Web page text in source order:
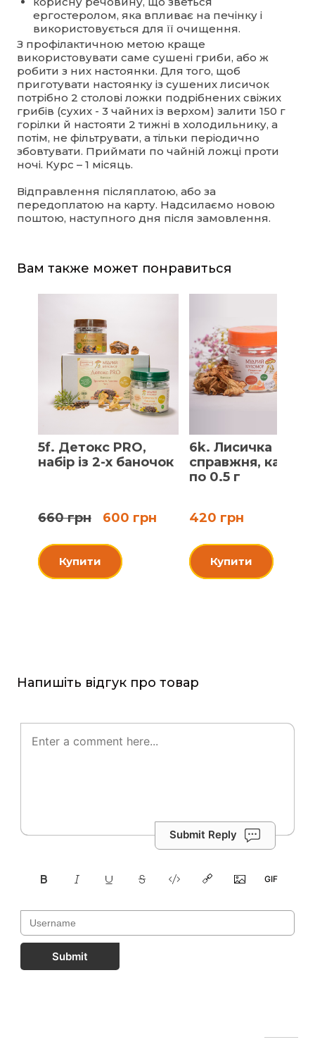
ергостеролом, яка впливає на печінку і
використовується для її очищення.
З профілактичною метою краще
використовувати саме сушені гриби, або ж
робити з них настоянки. Для того, щоб
приготувати настоянку із сушених лисичок
потрібно 2 столові ложки подрібнених свіжих
грибів (сухих - 3 чайних із верхом) залити 150 г
горілки й настояти 2 тижні в холодильнику, а
потім, не фільтрувати, а тільки періодично
збовтувати. Приймати по чайній ложці проти
ночі. Курс – 1 місяць.
Відправлення післяплатою, або за
передоплатою на карту. Надсилаємо новою
поштою, наступного дня після замовлення.
Вам также может понравиться
5f. Детокс PRO,
набір із 2-х баночок
660 грн 600 грн
Купити
6k. Лисичка
справжня,
по 0.5 г
420 грн
Купити
Напишіть відгук про товар
Submit Reply
Submit